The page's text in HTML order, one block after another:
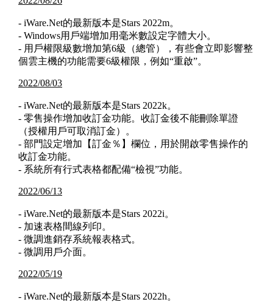
- iWare.Net的最新版本是Stars 2022m。
- Windows用戶端增加用毫米數設定字體大小。
- 用戶權限級數增加第6級（總管），有些會立即影響整
個雲主機的功能需要6級權限，例如“重啟”。
2022/08/03
- iWare.Net的最新版本是Stars 2022k。
- 零售操作增加收訂金功能。收訂金後不能刪除單證
（授權用戶可取消訂金）。
- 部門設定增加【訂金％】欄位，用於開啟零售操作的
收訂金功能。
- 系統所有行式表格都配備“檢視”功能。
2022/06/13
- iWare.Net的最新版本是Stars 2022i。
- 加速表格間線列印。
- 微調進銷存系統報表格式。
- 微調用戶介面。
2022/05/19
- iWare.Net的最新版本是Stars 2022h。